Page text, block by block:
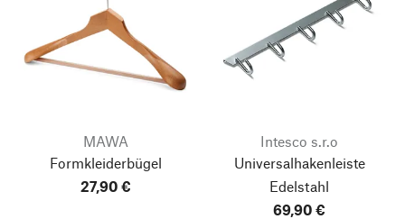
MAWA
Formkleiderbügel
27,90 €
Intesco s.r.o
Universalhakenleiste
Edelstahl
69,90 €